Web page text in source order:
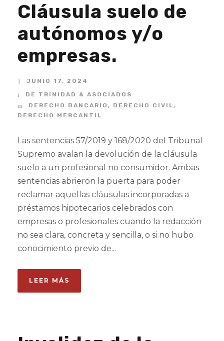
Cláusula suelo de
autónomos y/o
empresas.
JUNIO 17, 2024
DE TRINIDAD & ASOCIADOS
DERECHO BANCARIO , DERECHO CIVIL,
DERECHO MERCANTIL
Las sentencias 57/2019 y 168/2020 del Tribunal
Supremo avalan la devolución de la cláusula
suelo a un profesional no consumidor. Ambas
sentencias abrieron la puerta para poder
reclamar aquellas cláusulas incorporadas a
préstamos hipotecarios celebrados con
empresas o profesionales cuando la redacción
no sea clara, concreta y sencilla, o si no hubo
conocimiento previo de...
LEER MÁS